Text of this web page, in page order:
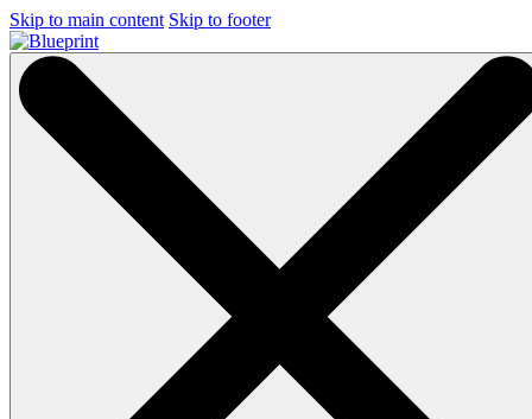
Skip to main content Skip to footer